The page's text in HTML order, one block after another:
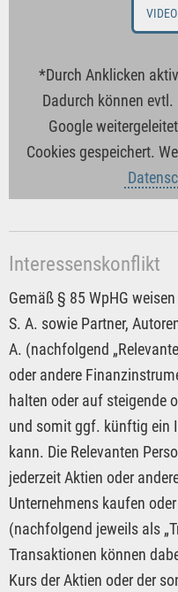
*Durch Anklicken
Dadurch können
Google
Cookies gespeichert.
Interessenskonflikt
Gemäß § 85 WpHG
S. A. sowie Partner,
A. (nachfolgend
oder andere
halten oder auf steigende
und somit ggf. künftig ein
kann. Die Relevanten
jederzeit Aktien oder
Unternehmens kaufen
(nachfolgend jeweils als
Transaktionen können
Kurs der Aktien oder der